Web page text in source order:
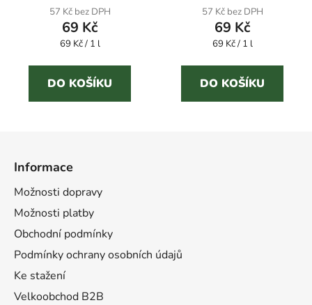
57 Kč bez DPH
69 Kč
Měrná
69 Kč / 1 l
DO KOŠÍKU
57 Kč bez DPH
69 Kč
Měrná
69 Kč / 1 l
DO KOŠÍKU
Informace
Možnosti dopravy
Možnosti platby
Obchodní podmínky
Podmínky ochrany osobních údajů
Ke stažení
Velkoobchod B2B